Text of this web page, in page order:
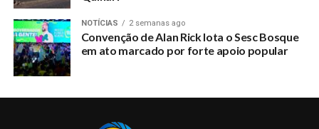
NOTÍCIAS 2 semanas ago
Convenção de Alan Rick lota o Sesc Bosque
em ato marcado por forte apoio popular